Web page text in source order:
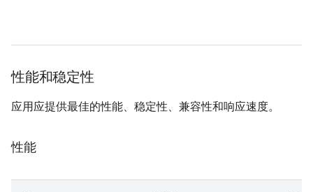
性能和稳定性
应用应提供最佳的性能、稳定性、兼容性和响应速度。
性能